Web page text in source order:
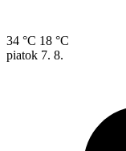
34 °C 18 °C
piatok 7. 8.